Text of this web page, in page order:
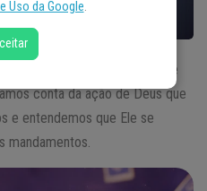
ação de Deus e tudo o que Ele
conta da ação de Deus que
e entendemos que Ele se
mandamentos.
Uso da Google.